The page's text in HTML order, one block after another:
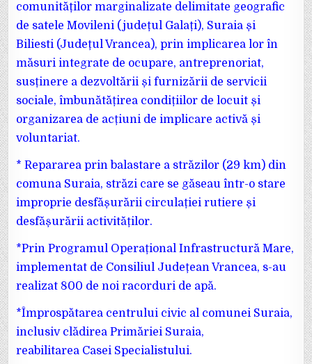
comunităților marginalizate delimitate geografic
de satele Movileni (județul Galați), Suraia și
Biliesti (Județul Vrancea), prin implicarea lor în
măsuri integrate de ocupare, antreprenoriat,
susținere a dezvoltării și furnizării de servicii
sociale, îmbunătățirea condițiilor de locuit și
organizarea de acțiuni de implicare activă și
voluntariat.
* Repararea prin balastare a străzilor (29 km) din
comuna Suraia, străzi care se găseau într-o stare
improprie desfășurării circulației rutiere și
desfășurării activităților.
*Prin Programul Operațional Infrastructură Mare,
implementat de Consiliul Județean Vrancea, s-au
realizat 800 de noi racorduri de apă.
*Împrospătarea centrului civic al comunei Suraia,
inclusiv clădirea Primăriei Suraia,
reabilitarea Casei Specialistului.